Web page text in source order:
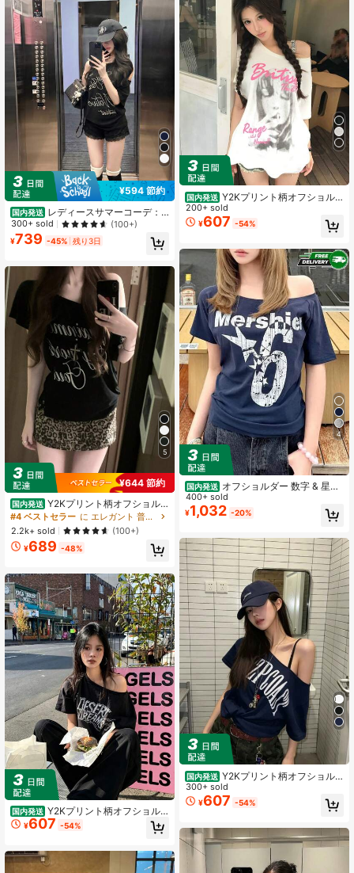
¥594 節約
国内発送 レディースサマーコーデ：Y
2K風セクシーオフショルダーゆった
りカジュアルレタープリント半袖Tシ
ャツ
300+ sold (100+)
¥739 -45% 残り3日
5
¥644 節約
国内発送 Y2Kプリント柄オフショル
ダー半袖Tシャツ（レディース）、夏
服、2026年新作、ファッショナブル
なインナー/アウターレイヤー、ゆっ
たりフィット、スリムに見せる、オ
フショルダー、セクシー、万能トッ
#4 ベストセラー
に エレガント 普段使いのカジュアルTシャツ
2.2k+ sold
(100+)
¥689 -48%
国内発送 Y2Kプリント柄オフショル
ダー半袖Tシャツ、レディース、夏
服、2026年新作ファッショナブルイ
スリミング、オフショルダー、セク
シー、万能トップス
¥607 -54%
国内発送 Y2Kプリント柄オフショル
ダー半袖Tシャツ レディース 夏服 20
26年新作 ファッション インナー 外
着 ゆるめ 体型カバー オフショルダ
200+ sold
¥607 -54%
4
国内発送 オフショルダー 数字 & 星ヴ
ィンテージ風プリント ネイビー 半袖
T シャツ 通常の綿 レディース 夏 カ
ジュアル 国内配送、オフショルダー
コットン生地。
400+ sold
¥1,032 -20%
国内発送 Y2Kプリント柄オフショル
ダー半袖Tシャツ（レディース）、夏
服、2026年新作、ファッショナブル
なインナー/アウターレイヤー、ゆっ
フショルダー、セクシー、万能トッ
プス
300+ sold
¥607 -54%